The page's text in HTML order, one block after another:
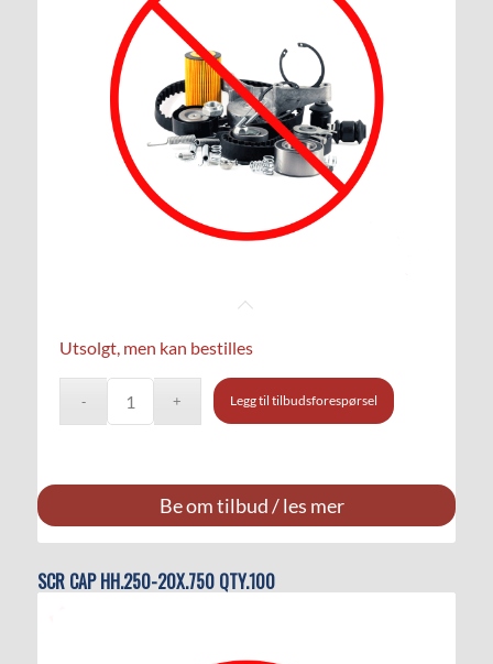
Utsolgt, men kan bestilles
Legg til tilbudsforespørsel
Be om tilbud / les mer
SCR CAP HH.250-20X.750 QTY.100